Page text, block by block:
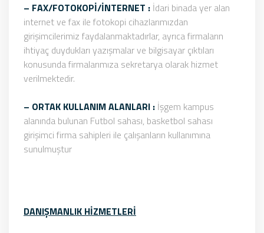
– FAX/FOTOKOPİ/İNTERNET : İdari binada yer alan
internet ve fax ile fotokopi cihazlarımızdan
girişimcilerimiz faydalanmaktadırlar, ayrıca firmaların
ihtiyaç duydukları yazışmalar ve bilgisayar çıktıları
konusunda firmalarımıza sekretarya olarak hizmet
verilmektedir.
– ORTAK KULLANIM ALANLARI : İşgem kampus
alanında bulunan Futbol sahası, basketbol sahası
girişimci firma sahipleri ile çalışanların kullanımına
sunulmuştur
DANIŞMANLIK HİZMETLERİ